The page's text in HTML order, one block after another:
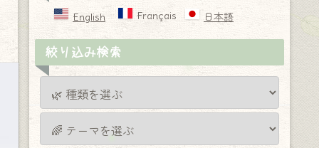
English Français 日本語
絞り込み検索